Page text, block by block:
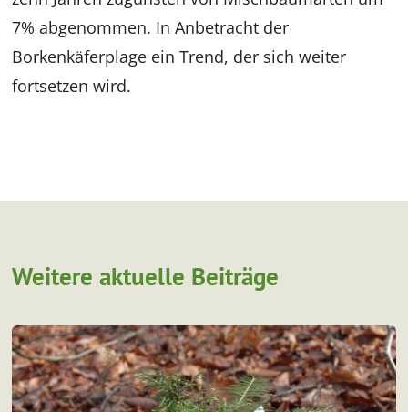
7% abgenommen. In Anbetracht der
Borkenkäferplage ein Trend, der sich weiter
fortsetzen wird.
Weitere aktuelle Beiträge